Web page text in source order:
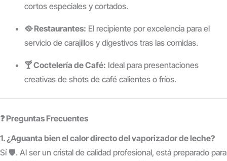
cortos especiales y cortados.
🥘 Restaurantes: El recipiente por excelencia para el
servicio de carajillos y digestivos tras las comidas.
🍸 Coctelería de Café: Ideal para presentaciones
creativas de shots de café calientes o fríos.
❓ Preguntas Frecuentes
1. ¿Aguanta bien el calor directo del vaporizador de leche?
Sí 🛡️. Al ser un cristal de calidad profesional, está preparado para